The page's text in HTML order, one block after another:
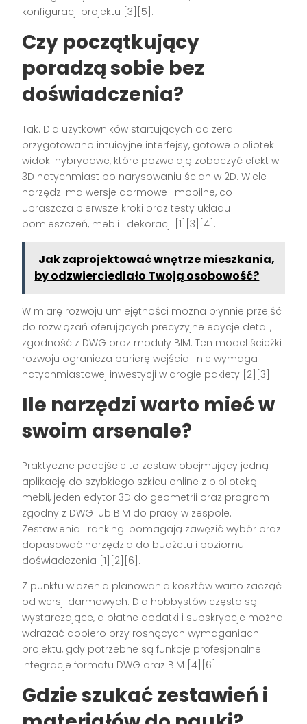
konfiguracji projektu [3][5].
Czy początkujący
poradzą sobie bez
doświadczenia?
Tak. Dla użytkowników startujących od zera
przygotowano intuicyjne interfejsy, gotowe biblioteki i
widoki hybrydowe, które pozwalają zobaczyć efekt w
3D natychmiast po narysowaniu ścian w 2D. Wiele
narzędzi ma wersje darmowe i mobilne, co
upraszcza pierwsze kroki oraz testy układu
pomieszczeń, mebli i dekoracji [1][3][4].
Jak zaprojektować wnętrze mieszkania,
by odzwierciedlało Twoją osobowość?
W miarę rozwoju umiejętności można płynnie przejść
do rozwiązań oferujących precyzyjne edycje detali,
zgodność z DWG oraz moduły BIM. Ten model ścieżki
rozwoju ogranicza barierę wejścia i nie wymaga
natychmiastowej inwestycji w drogie pakiety [2][3].
Ile narzędzi warto mieć w
swoim arsenale?
Praktyczne podejście to zestaw obejmujący jedną
aplikację do szybkiego szkicu online z biblioteką
mebli, jeden edytor 3D do geometrii oraz program
zgodny z DWG lub BIM do pracy w zespole.
Zestawienia i rankingi pomagają zawęzić wybór oraz
dopasować narzędzia do budżetu i poziomu
doświadczenia [1][2][6].
Z punktu widzenia planowania kosztów warto zacząć
od wersji darmowych. Dla hobbystów często są
wystarczające, a płatne dodatki i subskrypcje można
wdrażać dopiero przy rosnących wymaganiach
projektu, gdy potrzebne są funkcje profesjonalne i
integracje formatu DWG oraz BIM [4][6].
Gdzie szukać zestawień i